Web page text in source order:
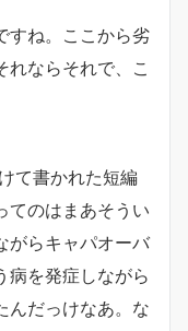
すね。ここから劣
れならそれで、こ
て書かれた短編
てのはまあそうい
がらキャパオーバ
病を発症しながら
んだっけなあ。な